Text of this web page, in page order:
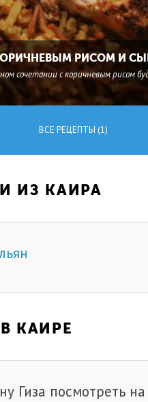
РИСОМ И
сочетании с коричневым рисом
ВСЕ РЕЦЕПТЫ (1)
ИЗ КАИРА
КАИРЕ
Гиза посмотреть